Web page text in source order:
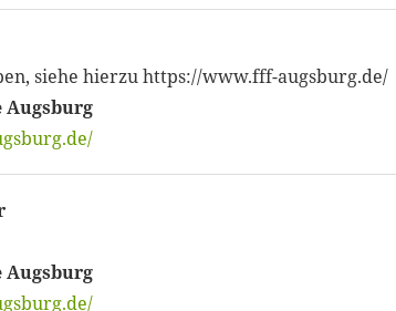
siehe hierzu https://www.fff-augsburg.de/